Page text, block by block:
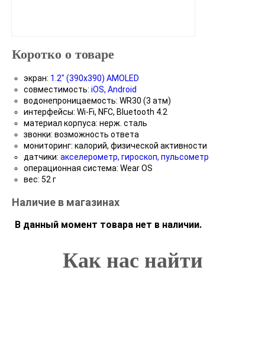
Коротко о товаре
экран: 1.2" (390x390) AMOLED
совместимость: iOS, Android
водонепроницаемость: WR30 (3 атм)
интерфейсы: Wi-Fi, NFC, Bluetooth 4.2
материал корпуса: нерж. сталь
звонки: возможность ответа
мониторинг: калорий, физической активности
датчики: акселерометр, гироскоп, пульсометр
операционная система: Wear OS
вес: 52 г
Наличие в магазинах
В данный момент товара нет в наличии.
Как нас найти